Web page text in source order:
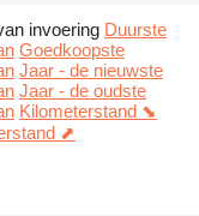
invoering Duurste
Goedkoopste
Jaar - de nieuwste
Jaar - de oudste
Kilometerstand ⬊
⬈